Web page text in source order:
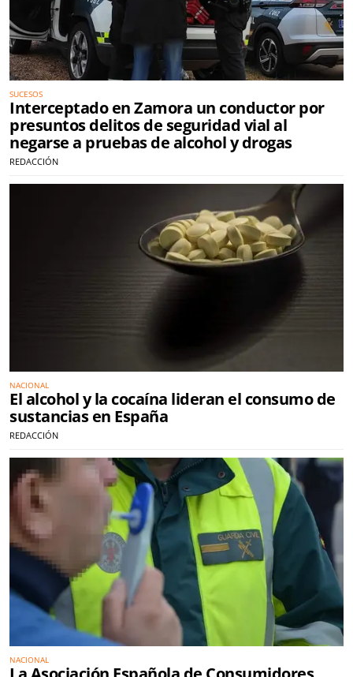
SUCESOS
Interceptado en Zamora un conductor por
presuntos delitos de seguridad vial al
negarse a pruebas de alcohol y drogas
REDACCIÓN
NACIONAL
El alcohol y la cocaína lideran el consumo de
sustancias en España
REDACCIÓN
NACIONAL